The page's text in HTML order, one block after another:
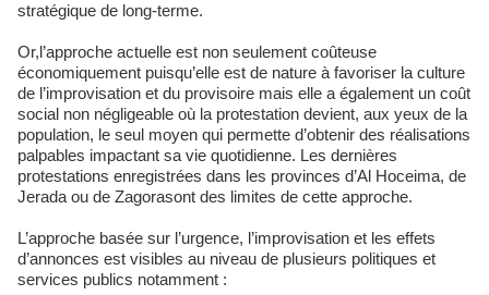
stratégique de long-terme.
Or,l’approche actuelle est non seulement coûteuse
économiquement puisqu’elle est de nature à favoriser la culture
de l’improvisation et du provisoire mais elle a également un coût
social non négligeable où la protestation devient, aux yeux de la
population, le seul moyen qui permette d’obtenir des réalisations
palpables impactant sa vie quotidienne. Les dernières
protestations enregistrées dans les provinces d’Al Hoceima, de
Jerada ou de Zagorasont des limites de cette approche.
L’approche basée sur l’urgence, l’improvisation et les effets
d’annonces est visibles au niveau de plusieurs politiques et
services publics notamment :